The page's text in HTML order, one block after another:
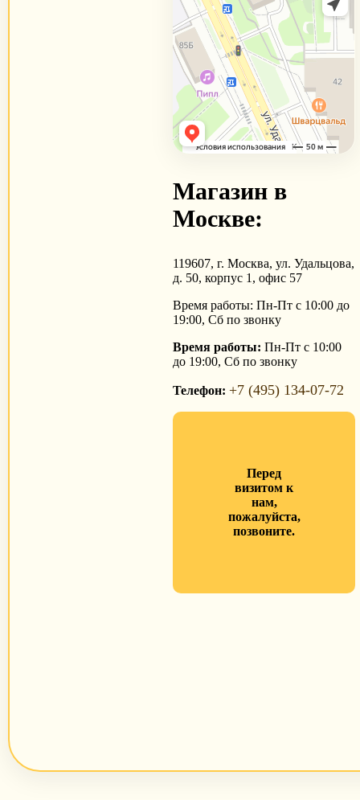
Магазин в
Москве:
119607, г. Москва, ул. Удальцова,
д. 50, корпус 1, офис 57
Время работы: Пн-Пт с 10:00 до
19:00, Сб по звонку
Время работы: Пн-Пт с 10:00
до 19:00, Сб по звонку
Телефон: +7 (495) 134-07-72
Перед
визитом к
нам,
пожалуйста,
позвоните.